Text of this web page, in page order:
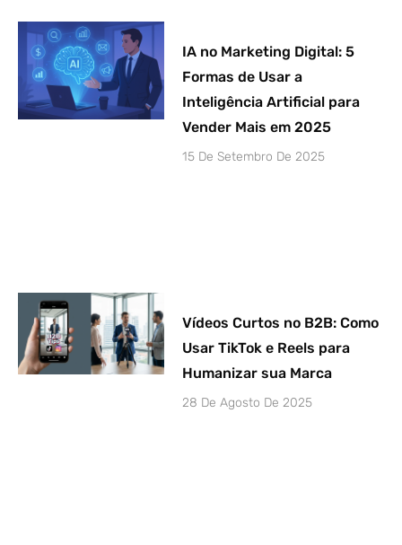
IA no Marketing Digital: 5
Formas de Usar a
Inteligência Artificial para
Vender Mais em 2025
15 De Setembro De 2025
Vídeos Curtos no B2B: Como
Usar TikTok e Reels para
Humanizar sua Marca
28 De Agosto De 2025